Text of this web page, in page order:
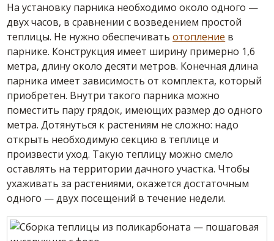
На установку парника необходимо около одного —
двух часов, в сравнении с возведением простой
теплицы. Не нужно обеспечиватьотопление в
парнике. Конструкция имеет ширину примерно 1,6
метра, длину около десяти метров. Конечная длина
парника имеет зависимость от комплекта, который
приобретен. Внутри такого парника можно
поместить пару грядок, имеющих размер до одного
метра. Дотянуться к растениям не сложно: надо
открыть необходимую секцию в теплице и
произвести уход. Такую теплицу можно смело
оставлять на территории дачного участка. Чтобы
ухаживать за растениями, окажется достаточным
одного — двух посещений в течение недели.